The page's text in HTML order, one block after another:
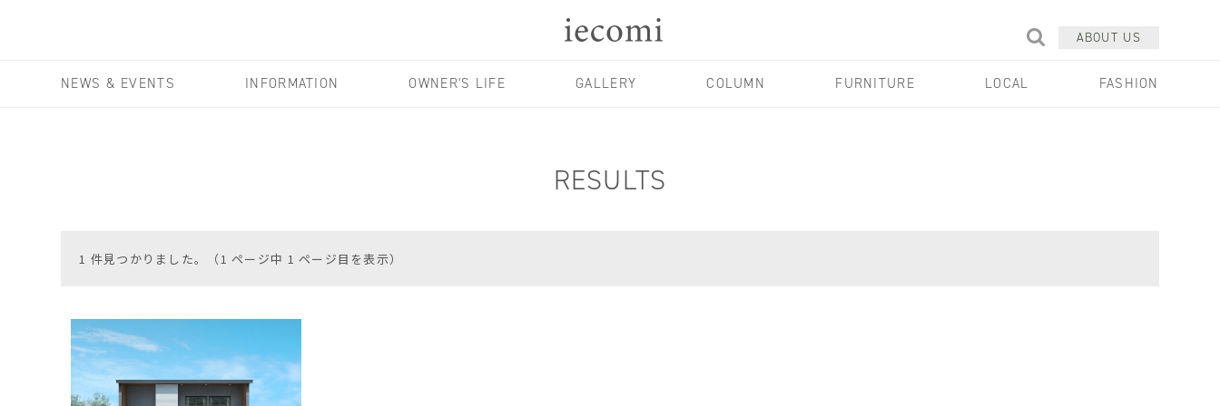
ABOUT US
NEWS & EVENTS INFORMATION OWNER'S LIFE GALLERY COLUMN FURNITURE LOCAL FASHION
RESULTS
1 件見つかりました。（1 ページ中 1 ページ目を表示）